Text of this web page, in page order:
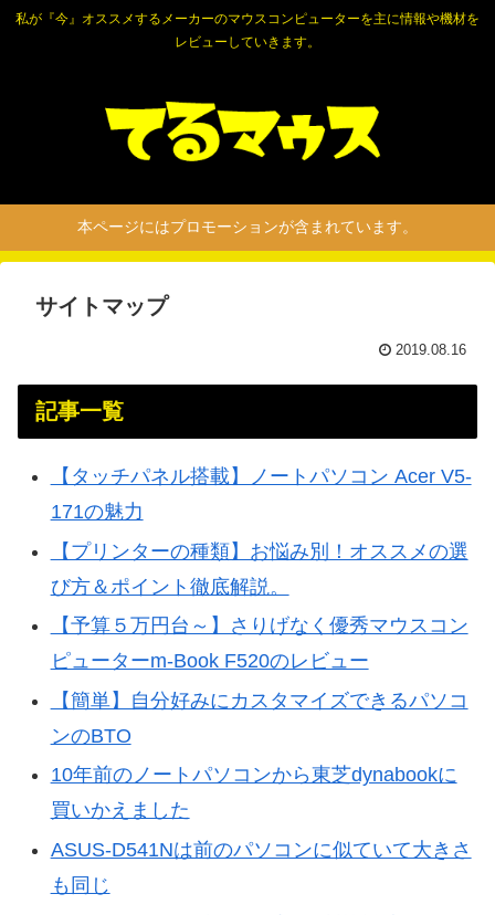
私が『今』オススメするメーカーのマウスコンピューターを主に情報や機材を
レビューしていきます。
本ページにはプロモーションが含まれています。
サイトマップ
2019.08.16
記事一覧
【タッチパネル搭載】ノートパソコン Acer V5-
171の魅力
【プリンターの種類】お悩み別！オススメの選
び方＆ポイント徹底解説。
【予算５万円台～】さりげなく優秀マウスコン
ピューターm-Book F520のレビュー
【簡単】自分好みにカスタマイズできるパソコ
ンのBTO
10年前のノートパソコンから東芝dynabookに
買いかえました
ASUS-D541Nは前のパソコンに似ていて大きさ
も同じ